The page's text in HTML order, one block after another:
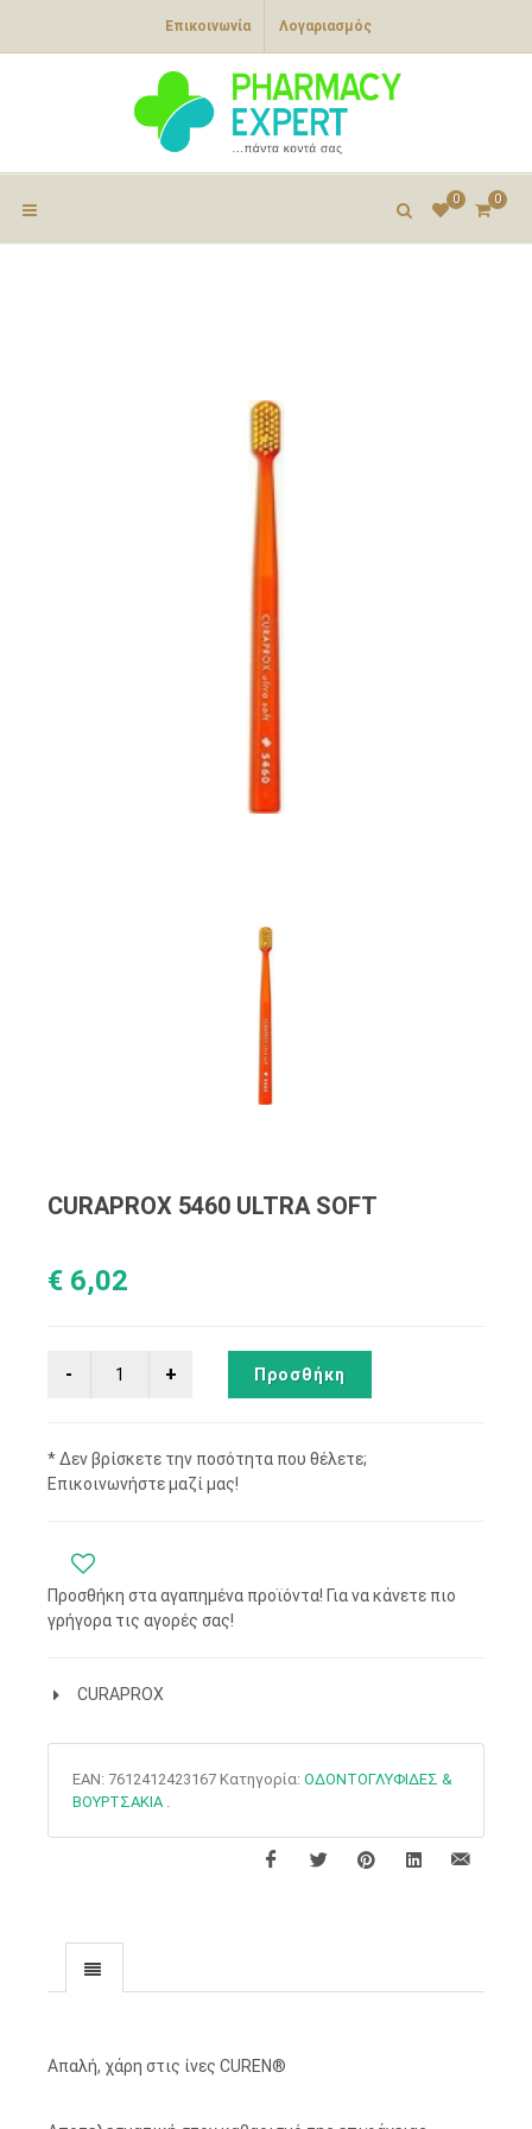
Επικοινωνία Λογαριασμός
0
0
CURAPROX 5460 ULTRA SOFT
€ 6,02
Προσθήκη
* Δεν βρίσκετε την ποσότητα που θέλετε;
Επικοινωνήστε μαζί μας!
Προσθήκη στα αγαπημένα προϊόντα! Για να κάνετε πιο
γρήγορα τις αγορές σας!
CURAPROX
EAN: 7612412423167 Κατηγορία: ΟΔΟΝΤΟΓΛΥΦΙΔΕΣ &
ΒΟΥΡΤΣΑΚΙΑ.
Απαλή, χάρη στις ίνες CUREN®